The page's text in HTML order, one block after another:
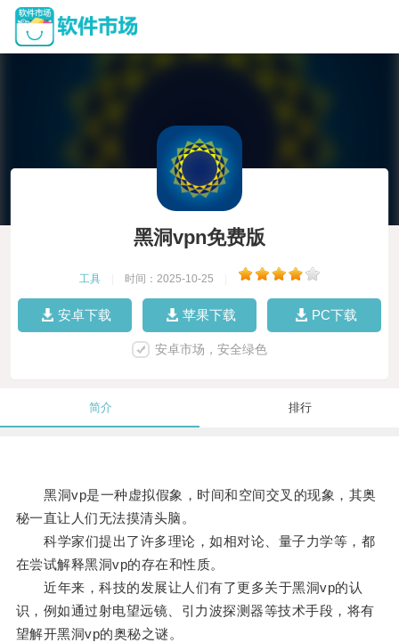
黑洞vpn免费版
工具 时间：2025-10-25
安卓下载 苹果下载 PC下载
安卓市场，安全绿色
简介 排行
黑洞vp是一种虚拟假象，时间和空间交叉的现象，其奥
秘一直让人们无法摸清头脑。
科学家们提出了许多理论，如相对论、量子力学等，都
在尝试解释黑洞vp的存在和性质。
近年来，科技的发展让人们有了更多关于黑洞vp的认
识，例如通过射电望远镜、引力波探测器等技术手段，将有
望解开黑洞vp的奥秘之谜。